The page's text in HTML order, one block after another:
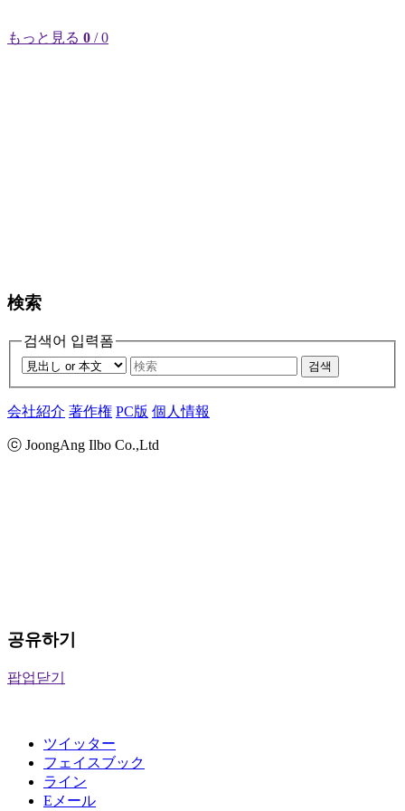
もっと見る 0 / 0
検索
검색어 입력폼
검색
会社紹介 著作権 PC版 個人情報
ⓒ JoongAng Ilbo Co.,Ltd
공유하기
팝업닫기
ツイッター
フェイスブック
ライン
Eメール